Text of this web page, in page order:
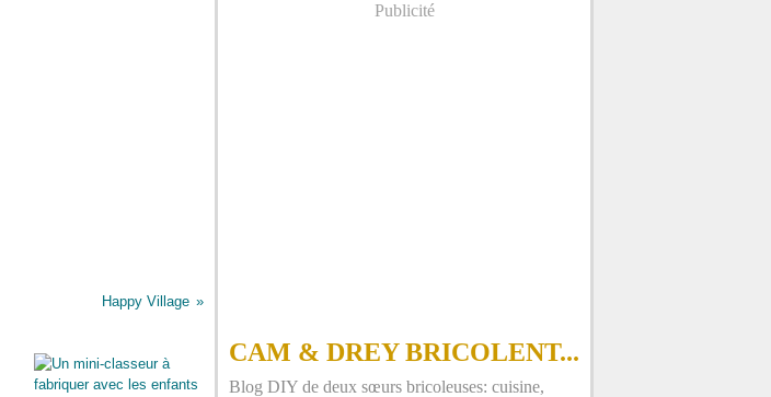
Happy Village
Publicité
CAM & DREY BRICOLENT...
Blog DIY de deux sœurs bricoleuses: cuisine,